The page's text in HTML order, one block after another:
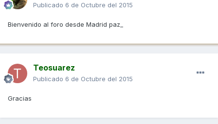
Publicado 6 de Octubre del 2015
Bienvenido al foro desde Madrid paz_
Teosuarez
Publicado 6 de Octubre del 2015
Gracias